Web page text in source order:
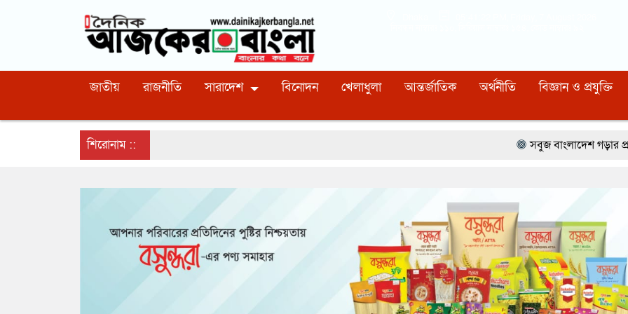
জাতীয় রাজনীতি সারাদেশ বিনোদন খেলাধুলা আন্তর্জাতিক অর্থনীতি বিজ্ঞান ও প্রযুক্তি
শিরোনাম :: সবুজ বাংলাদেশ গড়ার প্রত্যয়ে সিলেটে